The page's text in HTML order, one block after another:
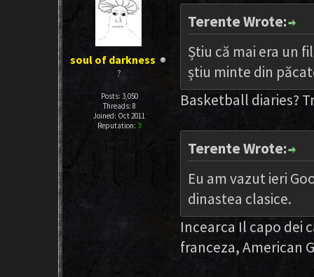
soul of darkness
?
Posts: 3,050
Threads: 8
Joined: Oct 2011
Reputation: 3
Terente Wrote:
Știu că mai era un
știu minte din
Basketball diaries?
Terente Wrote:
Eu am vazut ieri
dinastea clasice.
Incearca Il capo dei
franceza, American